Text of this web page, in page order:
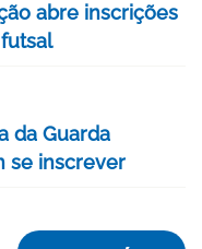
abre inscrições
da Guarda
se inscrever